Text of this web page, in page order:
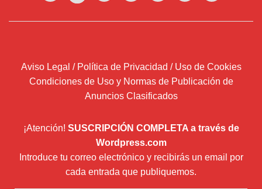
Aviso Legal / Política de Privacidad / Uso de Cookies
Condiciones de Uso y Normas de Publicación de
Anuncios Clasificados
¡Atención! SUSCRIPCIÓN COMPLETA a través de
Wordpress.com
Introduce tu correo electrónico y recibirás un email por
cada entrada que publiquemos.